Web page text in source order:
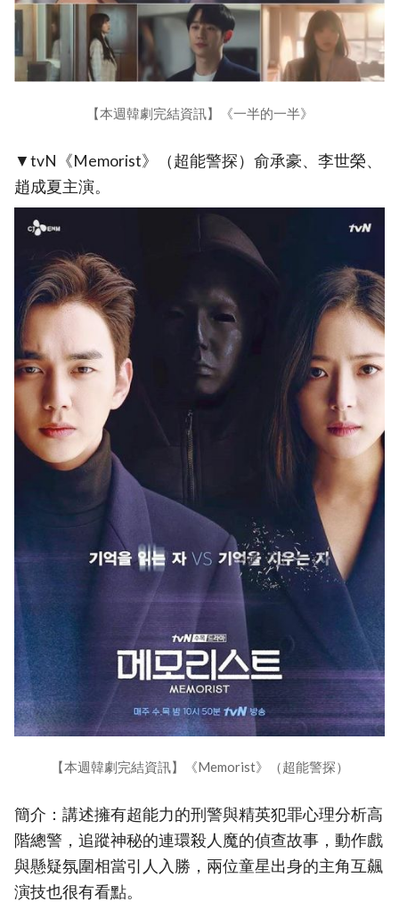
【本週韓劇完結資訊】《一半的一半》
▼tvN《Memorist》（超能警探）俞承豪、李世榮、
趙成夏主演。
【本週韓劇完結資訊】《Memorist》（超能警探）
簡介：講述擁有超能力的刑警與精英犯罪心理分析高
階總警，追蹤神秘的連環殺人魔的偵查故事，動作戲
與懸疑氛圍相當引人入勝，兩位童星出身的主角互飆
演技也很有看點。